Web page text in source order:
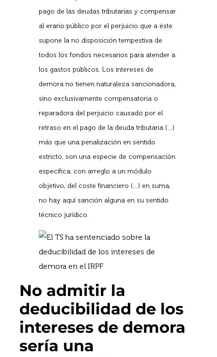
pago de las deudas tributarias y compensar
al erario público por el perjuicio que a éste
supone la no disposición tempestiva de
todos los fondos necesarios para atender a
los gastos públicos. Los intereses de
demora no tienen naturaleza sancionadora,
sino exclusivamente compensatoria o
reparadora del perjuicio causado por el
retraso en el pago de la deuda tributaria (…)
más que una penalización en sentido
estricto, son una especie de compensación
específica, con arreglo a un módulo
objetivo, del coste financiero (…) en suma,
no hay aquí sanción alguna en su sentido
técnico jurídico.
No admitir la
deducibilidad de los
intereses de demora
sería una